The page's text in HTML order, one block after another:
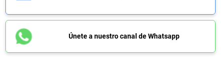
Únete a nuestro canal de Whatsapp